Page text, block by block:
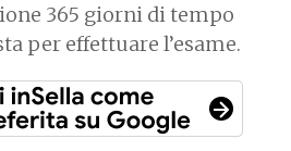
365 giorni di tempo
per effettuare l’esame.